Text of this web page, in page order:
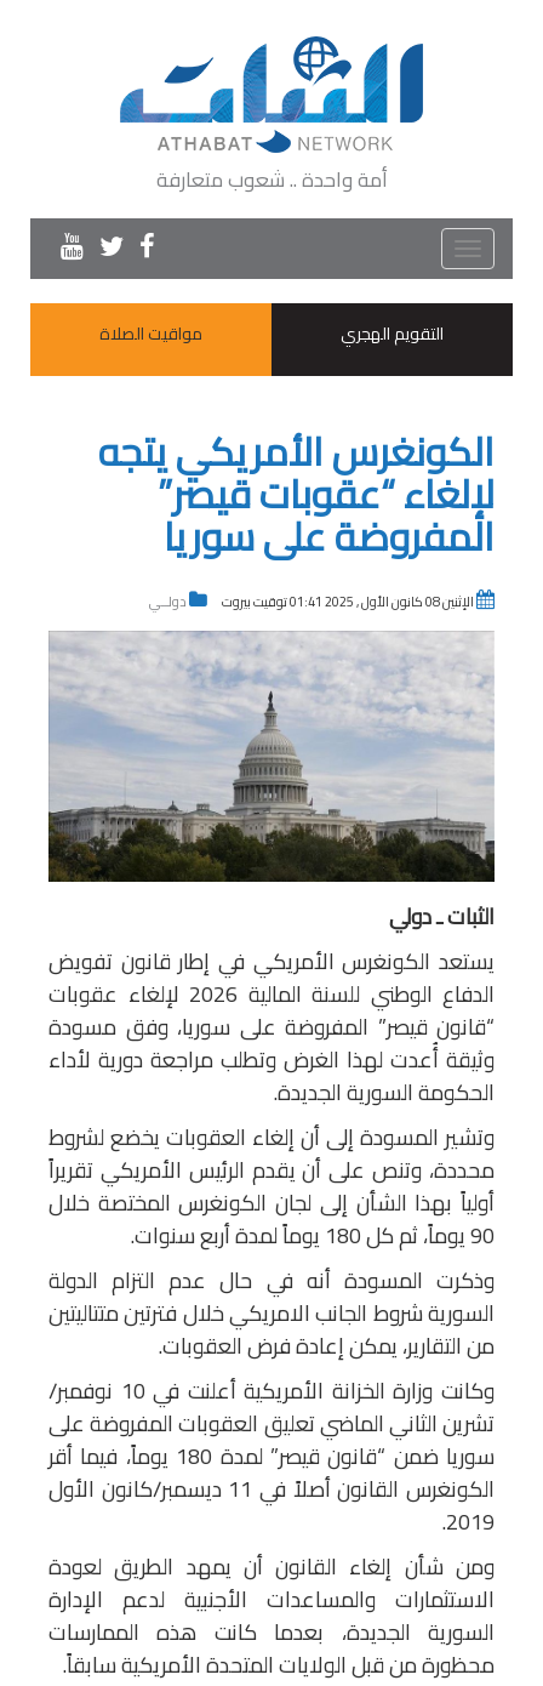
أمة واحدة .. شعوب متعارفة
Toggle
navigation
التقويم الهجري
مواقيت الصلاة
الكونغرس الأمريكي يتجه
لإلغاء “عقوبات قيصر”
المفروضة على سوريا
الإثنين 08 كانون الأول , 2025 01:41 توقيت بيروت دولــي
الثبات ـ دولي
يستعد الكونغرس الأمريكي في إطار قانون تفويض
الدفاع الوطني للسنة المالية 2026 لإلغاء عقوبات
“قانون قيصر” المفروضة على سوريا، وفق مسودة
وثيقة أُعدت لهذا الغرض وتطلب مراجعة دورية لأداء
الحكومة السورية الجديدة.
وتشير المسودة إلى أن إلغاء العقوبات يخضع لشروط
محددة، وتنص على أن يقدم الرئيس الأمريكي تقريراً
أولياً بهذا الشأن إلى لجان الكونغرس المختصة خلال
90 يوماً، ثم كل 180 يوماً لمدة أربع سنوات.
وذكرت المسودة أنه في حال عدم التزام الدولة
السورية شروط الجانب الامريكي خلال فترتين متتاليتين
من التقارير، يمكن إعادة فرض العقوبات.
وكانت وزارة الخزانة الأمريكية أعلنت في 10 نوفمبر/
تشرين الثاني الماضي تعليق العقوبات المفروضة على
سوريا ضمن “قانون قيصر” لمدة 180 يوماً، فيما أقر
الكونغرس القانون أصلاً في 11 ديسمبر/كانون الأول
2019.
ومن شأن إلغاء القانون أن يمهد الطريق لعودة
الاستثمارات والمساعدات الأجنبية لدعم الإدارة
السورية الجديدة، بعدما كانت هذه الممارسات
محظورة من قبل الولايات المتحدة الأمريكية سابقاً.